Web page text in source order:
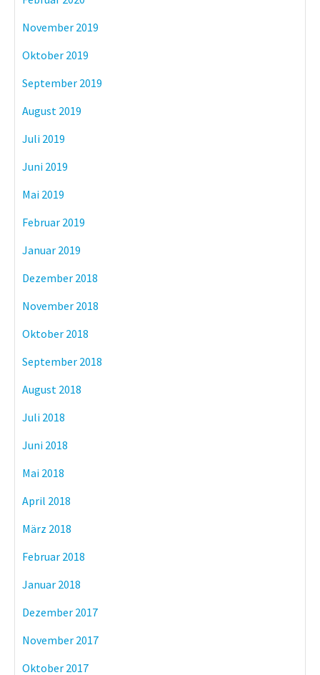
November 2019
Oktober 2019
September 2019
August 2019
Juli 2019
Juni 2019
Mai 2019
Februar 2019
Januar 2019
Dezember 2018
November 2018
Oktober 2018
September 2018
August 2018
Juli 2018
Juni 2018
Mai 2018
April 2018
März 2018
Februar 2018
Januar 2018
Dezember 2017
November 2017
Oktober 2017